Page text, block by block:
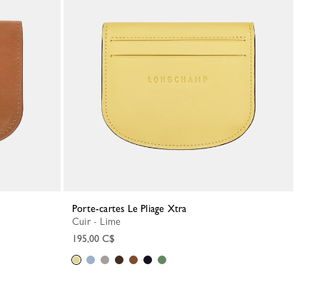
Porte-cartes Le Pliage Xtra
Cuir - Lime
195,00 C$